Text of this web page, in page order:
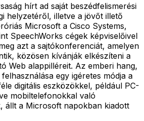
hírt ad saját beszédfelismerési
helyzetéről, illetve a jövőt illető
Microsoft a Cisco Systems,
SpeechWorks cégek képviselőivel
azt a sajtókonferenciát, amelyen
közösen kívánják elkészíteni a
Web alappilléreit. Az emberi hang,
egy igéretes módja a
digitális eszközökkel, például PC-
mobiltelefonokkal való
állt a Microsoft napokban kiadott